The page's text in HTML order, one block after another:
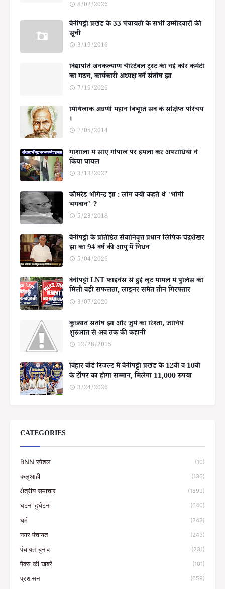
8/02/2026
बेनीपट्टी प्रखंड के 33 पंचायतों के सभी उम्मीदवारों की
सूची
3/19/2016
विद्यापति जनकल्याण चैरिटेबल ट्रस्ट की नई कोर कमेटी
का गठन, कार्यकारी अध्यक्ष बनें संतोष झा
7/19/2026
मिथिलाक अग्रणी महान बिभूति सब के संक्षिप्त परिचय
।
7/05/2014
गोशाला में सोए गोपाल पर हमला कर अपराधियों ने
किया घायल
3/13/2022
कॉमरेड भोगेन्द्र झा : लोग क्यों कहते थे 'भोगी
भगवान' ?
5/23/2018
बेनीपट्टी के प्रतिष्ठित सेवानिवृत्त प्रधान लिपिक चंद्रशेखर
झा का 94 वर्ष की आयु में निधन
5/04/2026
बेनीपट्टी LNT फाइनेंस से हुई लूट मामले में पुलिस को
मिली बड़ी सफलता, लाइनर समेत तीन गिरफ्तार
3/07/2020
कुख्यात संतोष झा और जुर्म का रिश्ता, जानिये
शुरुआत से अब तक की कहानी
12/28/2015
बिहार बोर्ड रिजल्ट में बेनीपट्टी प्रखंड के 12वीं व 10वीं
के टॉपर का होगा सम्मान, मिलेगा 11,000 रुपया
3/24/2026
CATEGORIES
BNN स्पेशल (10)
कलुआही (136)
क्षेत्रीय समाचार (1899)
घटना दुर्घटना (640)
धर्म (243)
नगर पंचायत (243)
पंचायत चुनाव (231)
पैक्स की खबरें (101)
प्रशासन (659)